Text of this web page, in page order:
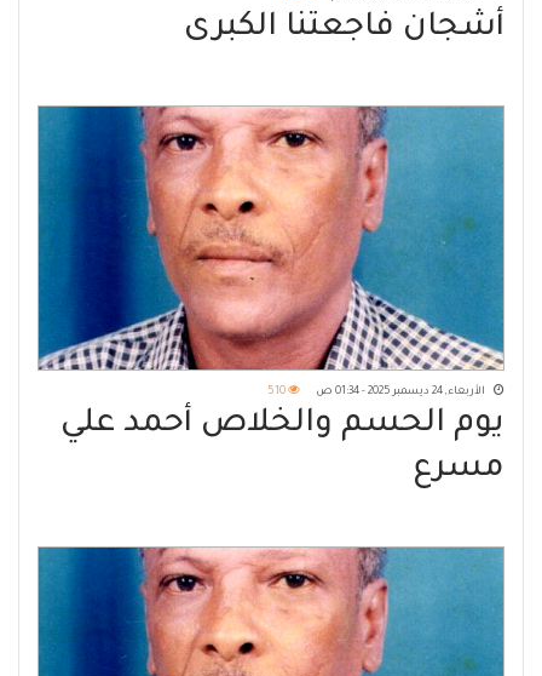
أشجان فاجعتنا الكبرى
الأربعاء, 24 ديسمبر 2025 - 01:34 ص 510
يوم الحسم والخلاص أحمد علي
مسرع